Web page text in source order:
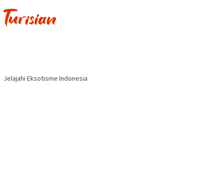
Jelajahi Eksotisme Indonesia